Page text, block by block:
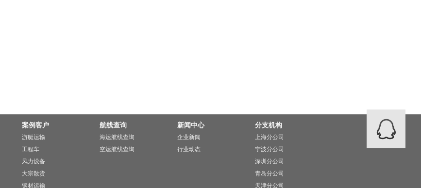
案例客户
游艇运输
工程车
风力设备
大宗散货
钢材运输
航线查询
海运航线查询
空运航线查询
新闻中心
企业新闻
行业动态
分支机构
上海分公司
宁波分公司
深圳分公司
青岛分公司
天津分公司